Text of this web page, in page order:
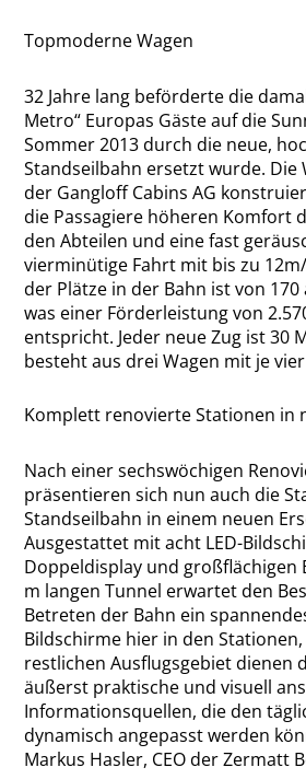
Topmoderne Wagen
32 Jahre lang beförderte die
Metro“ Europas Gäste auf die
Sommer 2013 durch die neue,
Standseilbahn ersetzt wurde. Die
der Gangloff Cabins AG
die Passagiere höheren Komfort
den Abteilen und eine fast
vierminütige Fahrt mit bis zu
der Plätze in der Bahn ist von 170
was einer Förderleistung von
entspricht. Jeder neue Zug ist 30
besteht aus drei Wagen mit je
Komplett renovierte Stationen in
Nach einer sechswöchigen
präsentieren sich nun auch die
Standseilbahn in einem neuen
Ausgestattet mit acht LED-
Doppeldisplay und großflächigen
m langen Tunnel erwartet den
Betreten der Bahn ein
Bildschirme hier in den
restlichen Ausflugsgebiet dienen
äußerst praktische und visuell
Informationsquellen, die den
dynamisch angepasst werden
Markus Hasler, CEO der Zermatt